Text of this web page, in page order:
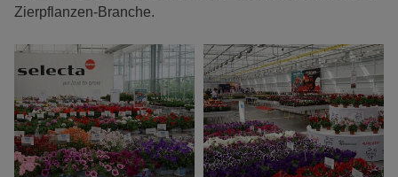
Zierpflanzen-Branche.